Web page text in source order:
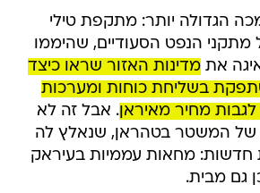
הגדולה יותר: מתקפת טילי
מתקני הנפט הסעודיים, שהיממו
אתמדינות האזור שראו כיצד
בשליחת כוחות ומערכות
מחיר מאיראן. אבל זה לא
של המשטר בטהראן, שנאלץ לה
מחאות עממיות בעיראק
גם מבית.